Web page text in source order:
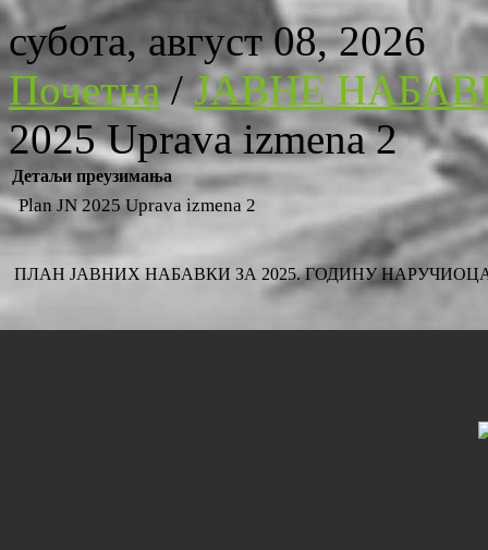
субота, август 08, 2026
Почетна/ЈАВНЕ
2025 Uprava izmena 2
Детаљи преузимања
Plan JN 2025 Uprava izmena 2
ПЛАН ЈАВНИХ НАБАВКИ ЗА 2025. ГОДИНУ